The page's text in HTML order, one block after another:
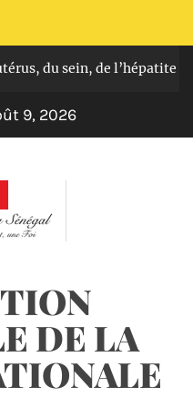
du sein, de l’hépatite B,
9, 2026
DE LA